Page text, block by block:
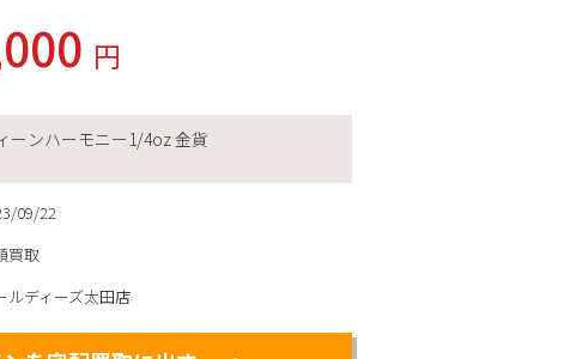
円
ーンハーモニー1/4oz 金貨
09/22
買取
ルディーズ太田店